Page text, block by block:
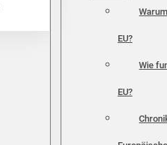
EU?
Wie
EU?